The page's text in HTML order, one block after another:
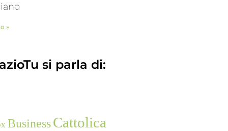
»
si parla di:
BusinessCattolica